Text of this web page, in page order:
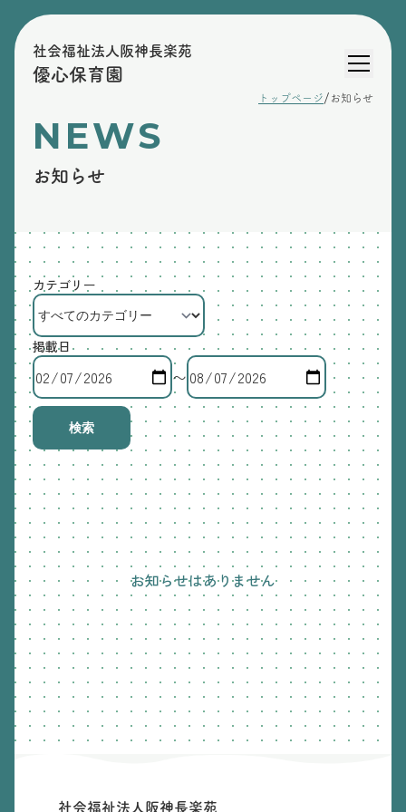
社会福祉法人阪神長楽苑
優心保育園
トップページ/ お知らせ
NEWS
お知らせ
カテゴリー
掲載日
〜
検索
お知らせはありません
社会福祉法人阪神長楽苑